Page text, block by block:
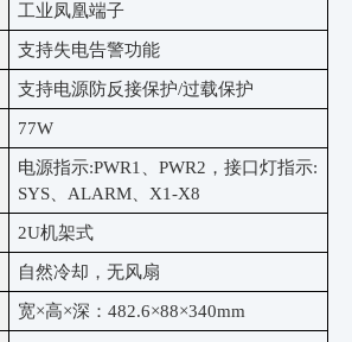
工业凤凰端子
支持失电告警功能
支持电源防反接保护/过载保护
77W
电源指示:PWR1、PWR2，接口灯指示:
SYS、ALARM、X1-X8
2U机架式
自然冷却，无风扇
宽×高×深：482.6×88×340mm